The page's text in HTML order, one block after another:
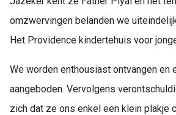
omzwervingen belanden we
Het Providence kindertehuis voor
We worden enthousiast ontvangen en
aangeboden. Vervolgens
zich dat ze ons enkel een klein plakje